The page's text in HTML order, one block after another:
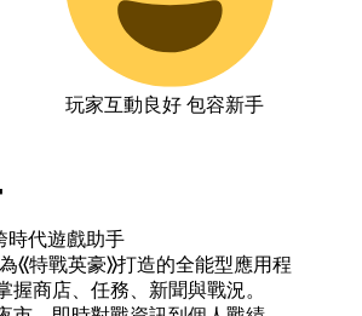
玩家互動良好 包容新手
時代遊戲助手
《特戰英豪》打造的全能型應用程
握商店、任務、新聞與戰況。